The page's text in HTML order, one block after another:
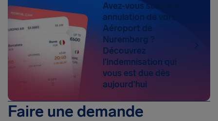
Avez-vous subi une
annulation de vol à
Aéroport de
Nuremberg ?
Découvrez
l’indemnisation qui
vous est due dès
aujourd’hui
Faire une demande